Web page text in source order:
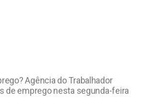
Agência do Trabalhador
de emprego nesta segunda-feira